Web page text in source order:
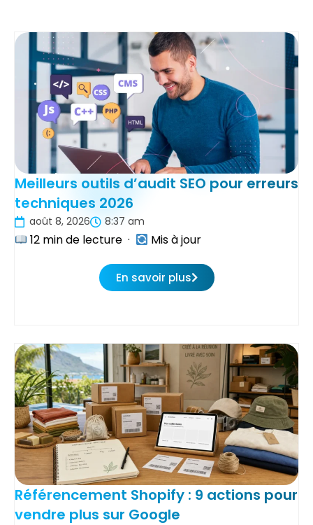
Meilleurs outils d’audit SEO pour erreurs
techniques 2026
août 8, 2026 8:37 am
12 min de lecture · Mis à jour
En savoir plus
Référencement Shopify : 9 actions pour
vendre plus sur Google